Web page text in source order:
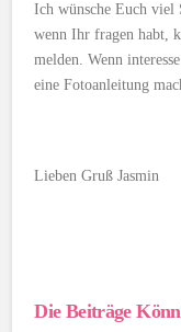
Ich wünsche Euch viel
wenn Ihr fragen habt,
melden. Wenn
eine Fotoanleitung
Lieben Gruß Jasmin
Die Beiträge